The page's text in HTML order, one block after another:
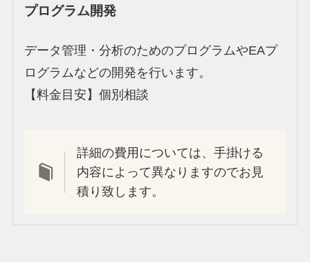
プログラム開発
データ管理・分析のためのプログラムやEAプ
ログラムなどの開発を行います。
【料金目安】個別相談
詳細の費用については、手掛ける
内容によって異なりますのでお見
積り致します。